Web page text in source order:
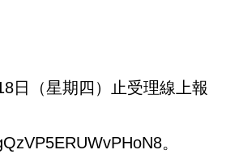
日（星期四）止受理線上報
。